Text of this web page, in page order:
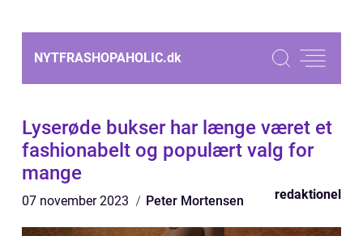
NYTFRASHOPAHOLIC.dk
Lyserøde bukser har længe været et
fashionabelt og populært valg for
mange
07 november 2023 Peter Mortensen redaktionel